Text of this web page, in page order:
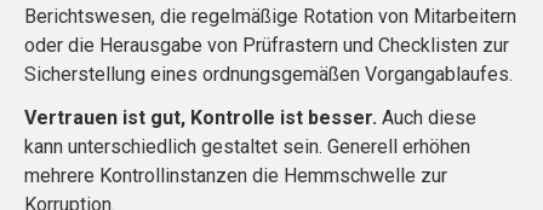
Berichtswesen, die regelmäßige Rotation von Mitarbeitern
oder die Herausgabe von Prüfrastern und Checklisten zur
Sicherstellung eines ordnungsgemäßen Vorgangablaufes.
Vertrauen ist gut, Kontrolle ist besser. Auch diese
kann unterschiedlich gestaltet sein. Generell erhöhen
mehrere Kontrollinstanzen die Hemmschwelle zur
Korruption.